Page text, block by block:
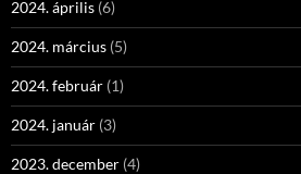
2024. április (6)
2024. március (5)
2024. február (1)
2024. január (3)
2023. december (4)